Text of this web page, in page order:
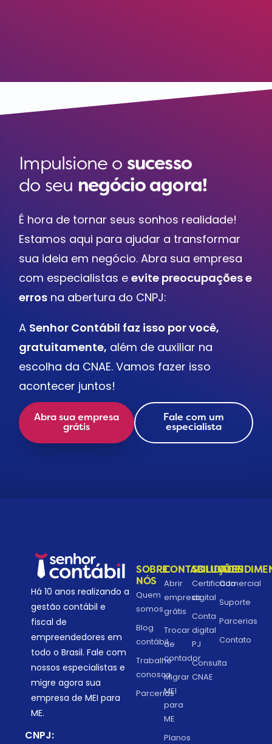
Impulsione o sucesso
do seu negócio agora!
É hora de tornar seus sonhos realidade!
Estamos aqui para ajudar a transformar
sua ideia em negócio. Abra sua empresa
com especialistas eevite preocupações e
erros na abertura do CNPJ:
A Senhor Contábil faz isso por você,
gratuitamente, além de auxiliar na
escolha da CNAE. Vamos fazer isso
acontecer juntos!
Abra sua empresa
grátis
Fale com um
especialista
Há 10 anos realizando a
gestão contábil e
fiscal de
empreendedores em
todo o Brasil. Fale com
nossos especialistas e
migre agora sua
empresa de MEI para
ME.
CNPJ:
SOBRE
NÓS
Quem
somos
Blog
contábil
Trabalhe
conosco
Parcerias
CONTABILIDADE
Abrir
empresa
grátis
Trocar
de
contador
Migrar
MEI
para
ME
Planos
SOLUÇÕES
Certificado
digital
Conta
digital
PJ
Consulta
CNAE
Comercial
Suporte
Parcerias
Contato